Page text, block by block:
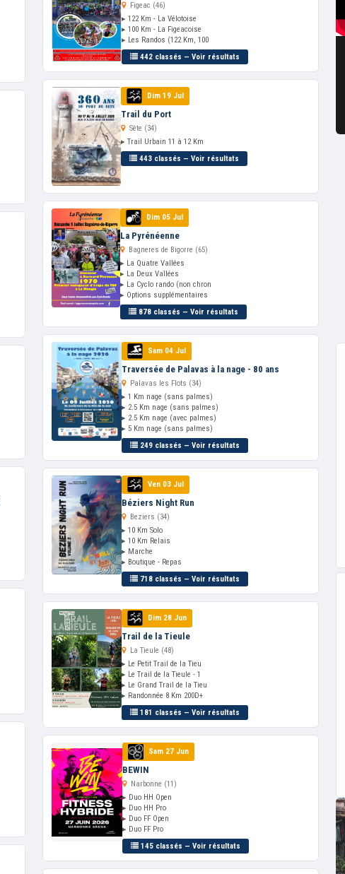
Figeac (46)
▸ 122 Km - La Vélotoise
▸ 100 Km - La Figeacoise
▸ Les Randos (122 Km, 100
442 classés — Voir résultats
Dim 19 Jul
Trail du Port
Sète (34)
▸ Trail Urbain 11 à 12 Km
443 classés — Voir résultats
Dim 05 Jul
La Pyrénéenne
Bagneres de Bigorre (65)
▸ La Quatre Vallées
▸ La Deux Vallées
▸ La Cyclo rando (non chron
▸ Options supplémentaires
878 classés — Voir résultats
Sam 04 Jul
Traversée de Palavas à la nage - 80 ans
Palavas les Flots (34)
▸ 1 Km nage (sans palmes)
▸ 2.5 Km nage (sans palmes)
▸ 2.5 Km nage (avec palmes)
▸ 5 Km nage (sans palmes)
249 classés — Voir résultats
Ven 03 Jul
Béziers Night Run
Beziers (34)
▸ 10 Km Solo
▸ 10 Km Relais
▸ Marche
▸ Boutique - Repas
718 classés — Voir résultats
Dim 28 Jun
Trail de la Tieule
La Tieule (48)
▸ Le Petit Trail de la Tieu
▸ Le Trail de la Tieule - 1
▸ Le Grand Trail de la Tieu
▸ Randonnée 8 Km 200D+
181 classés — Voir résultats
Sam 27 Jun
BEWIN
Narbonne (11)
▸ Duo HH Open
▸ Duo HH Pro
▸ Duo FF Open
▸ Duo FF Pro
145 classés — Voir résultats